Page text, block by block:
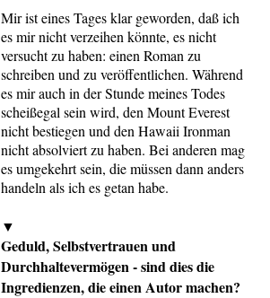
Mir ist eines Tages klar geworden, daß ich
es mir nicht verzeihen könnte, es nicht
versucht zu haben: einen Roman zu
schreiben und zu veröffentlichen. Während
es mir auch in der Stunde meines Todes
scheißegal sein wird, den Mount Everest
nicht bestiegen und den Hawaii Ironman
nicht absolviert zu haben. Bei anderen mag
es umgekehrt sein, die müssen dann anders
handeln als ich es getan habe.
▼
Geduld, Selbstvertrauen und
Durchhaltevermögen - sind dies die
Ingredienzen, die einen Autor machen?